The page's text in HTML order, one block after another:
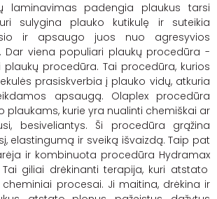
laminavimas padengia plaukus tarsi
sulygina plauko kutikulę ir suteikia
ir apsaugo juos nuo agresyvios
Dar viena populiari plaukų procedūra -
procedūra. Tai procedūra, kurios
prasiskverbia į plauko vidų, atkuria
apsaugą. Olaplexprocedūra
plaukams, kurie yra nualinti chemiškai ar
besiveliantys. Ši procedūra grąžina
elastingumą ir sveiką išvaizdą. Taip pat
ir kombinuota procedūra Hydramax
Tai giliai drėkinanti terapija, kuri atstato
cheminiai procesai. Ji maitina, drėkina ir